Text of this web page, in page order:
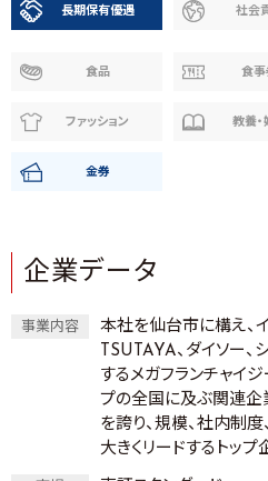
長期保有優遇 社会
食品 食事
ファッション 教養・
金券
企業データ
事業内容
本社を仙台市に構え、
TSUTAYA、ダイソー
するメガフランチャイ
プの全国に及ぶ関連
を誇り、規模、社内制
大きくリードするトッ